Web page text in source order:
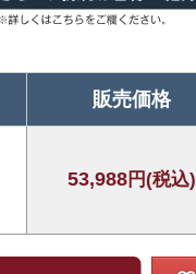
販売価格
53,988円(税込)